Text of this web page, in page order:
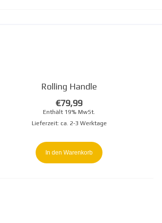
Rolling Handle
€79,99
Enthält 19% MwSt.
Lieferzeit: ca. 2-3 Werktage
In den Warenkorb